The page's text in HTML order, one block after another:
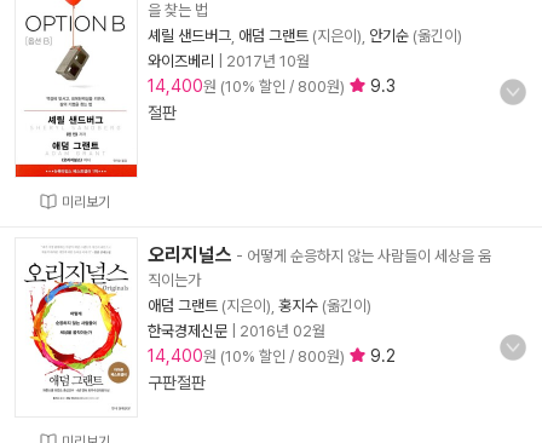
미리보기
을 찾는 법
셰릴 샌드버그 애덤 그랜트 (지은이), 안기순 (옮긴이)
와이즈베리
2017년 10월
14,400원 (10% 할인 / 800원)
9.3
절판
오리지널스 - 어떻게 순응하지 않는 사람들이 세상을 움
직이는가
애덤 그랜트 (지은이), 홍지수 (옮긴이)
한국경제신문
2016년 02월
14,400원 (10% 할인 / 800원)
9.2
구판절판